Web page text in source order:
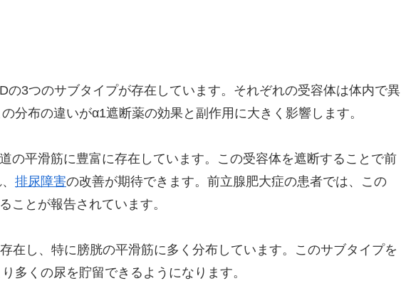
の3つのサブタイプが存在しています。それぞれの受容体は体内で異
分布の違いがα1遮断薬の効果と副作用に大きく影響します。
の平滑筋に豊富に存在しています。この受容体を遮断することで前
排尿障害の改善が期待できます。前立腺肥大症の患者では、この
ことが報告されています。
在し、特に膀胱の平滑筋に多く分布しています。このサブタイプを
多くの尿を貯留できるようになります。